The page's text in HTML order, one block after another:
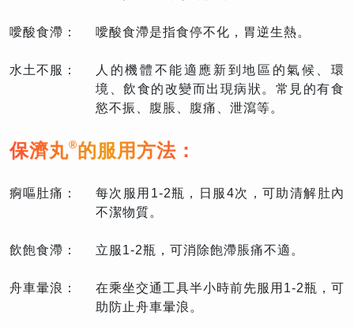
噯酸食滯： 噯酸食滯是指食停不化，胃逆生熱。
水土不服：
人的機體不能適應新到地區的氣候、環
境、飲食的改變而出現病狀。常見的有食
慾不振、腹脹、腹痛、泄瀉等。
保濟丸®的服用方法：
痾嘔肚痛：
每次服用1-2瓶，日服4次，可助清解肚內
不潔物質。
飲飽食滯： 立服1-2瓶，可消除飽滯脹痛不適。
舟車暈浪：
在乘坐交通工具半小時前先服用1-2瓶，可
助防止舟車暈浪。